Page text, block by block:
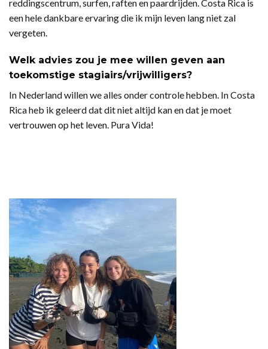
reddingscentrum, surfen, raften en paardrijden. Costa Rica is
een hele dankbare ervaring die ik mijn leven lang niet zal
vergeten.
Welk advies zou je mee willen geven aan
toekomstige stagiairs/vrijwilligers?
In Nederland willen we alles onder controle hebben. In Costa
Rica heb ik geleerd dat dit niet altijd kan en dat je moet
vertrouwen op het leven. Pura Vida!